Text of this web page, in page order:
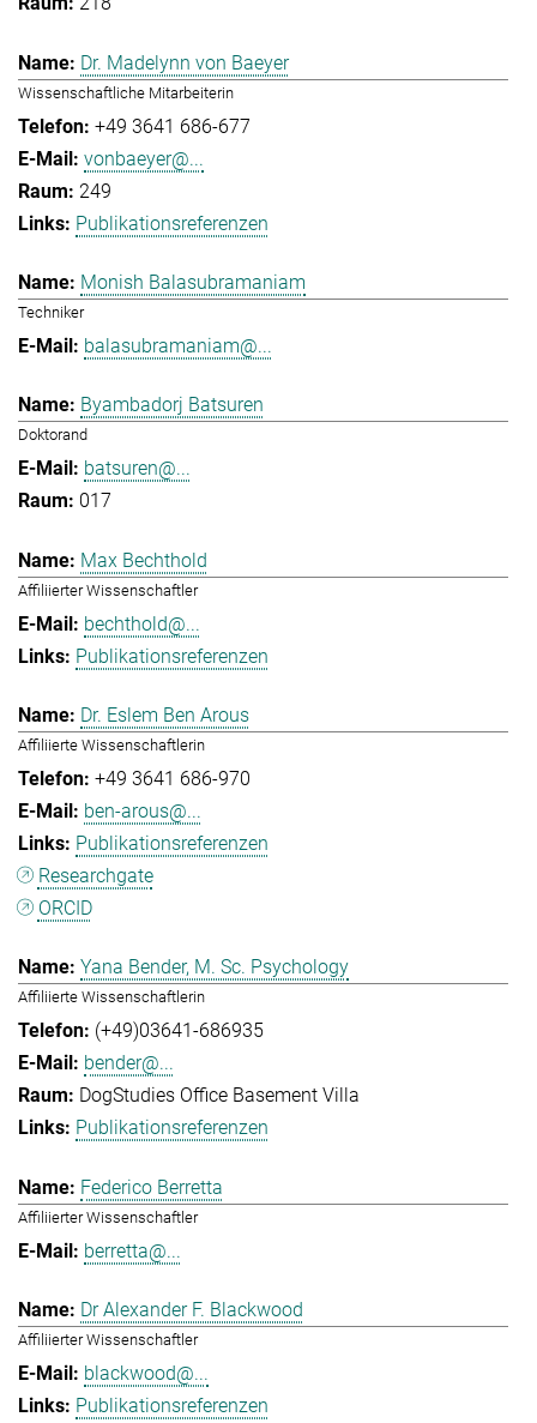
Dr. Madelynn von Baeyer
Wissenschaftliche Mitarbeiterin
+49 3641 686-677
vonbaeyer@...
249
Publikationsreferenzen
Monish Balasubramaniam
Techniker
balasubramaniam@...
Byambadorj Batsuren
Doktorand
batsuren@...
017
Max Bechthold
Affiliierter Wissenschaftler
bechthold@...
Publikationsreferenzen
Dr. Eslem Ben Arous
Affiliierte Wissenschaftlerin
+49 3641 686-970
ben-arous@...
Publikationsreferenzen
Researchgate
ORCID
Yana Bender, M. Sc. Psychology
Affiliierte Wissenschaftlerin
(+49)03641-686935
bender@...
DogStudies Office Basement Villa
Publikationsreferenzen
Federico Berretta
Affiliierter Wissenschaftler
berretta@...
Dr Alexander F. Blackwood
Affiliierter Wissenschaftler
blackwood@...
Publikationsreferenzen